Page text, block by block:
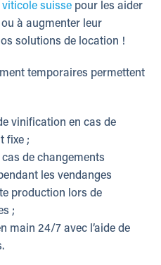
suisse pour les aider
à augmenter leur
solutions de location !
temporaires permettent
vinification en cas de
fixe ;
de changements
les vendanges
production lors de
;
main 24/7 avec l’aide de